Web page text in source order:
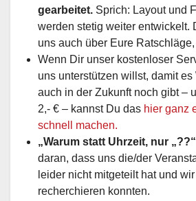
gearbeitet. Sprich: Layout und
werden stetig weiter entwickelt.
uns auch über Eure
Wenn Dir unser kostenloser
uns unterstützen willst, damit
auch in der Zukunft noch gibt –
2,- € – kannst Du das hier ganz
schnell machen.
„Warum statt Uhrzeit, nur
daran, dass uns die/der
leider nicht mitgeteilt hat und
recherchieren konnten.